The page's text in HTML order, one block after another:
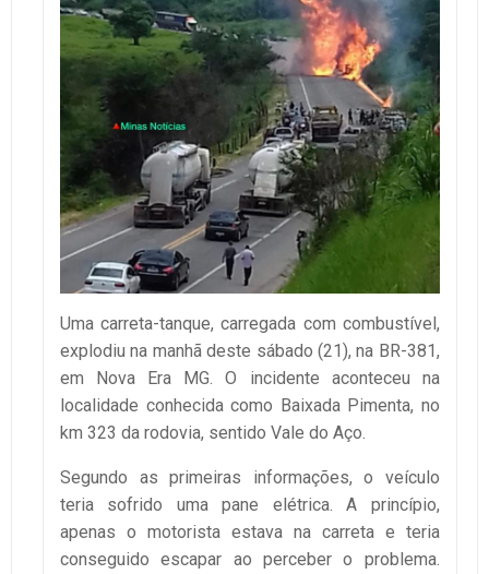
Uma carreta-tanque, carregada com combustível,
explodiu na manhã deste sábado (21), na BR-381,
em Nova Era MG. O incidente aconteceu na
localidade conhecida como Baixada Pimenta, no
km 323 da rodovia, sentido Vale do Aço.
Segundo as primeiras informações, o veículo
teria sofrido uma pane elétrica. A princípio,
apenas o motorista estava na carreta e teria
conseguido escapar ao perceber o problema.